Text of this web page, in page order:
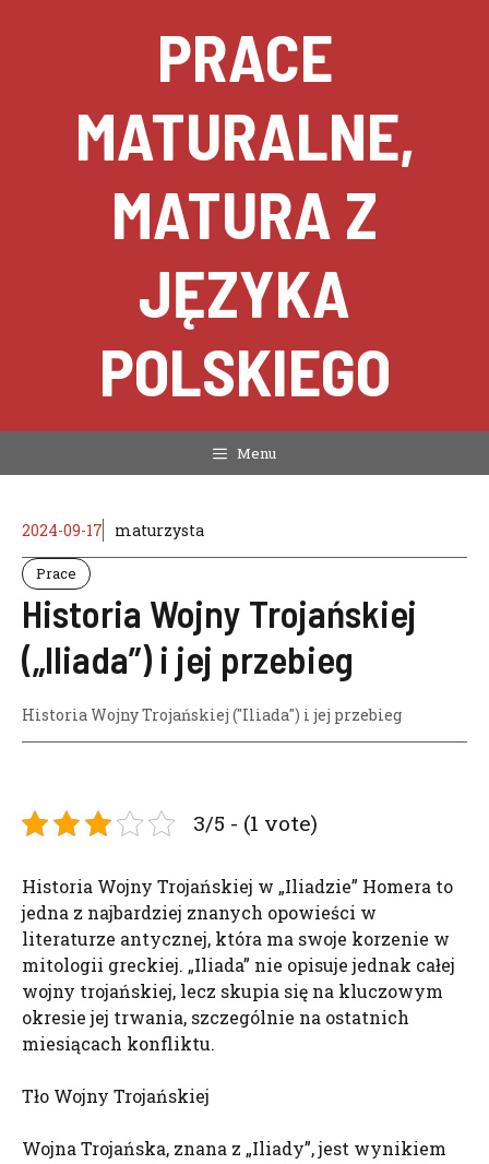
PRACE
MATURALNE,
MATURA Z
JĘZYKA
POLSKIEGO
Menu
2024-09-17 maturzysta
Prace
Historia Wojny Trojańskiej
(„Iliada”) i jej przebieg
Historia Wojny Trojańskiej ("Iliada") i jej przebieg
3/5 - (1 vote)
Historia Wojny Trojańskiej w „Iliadzie” Homera to
jedna z najbardziej znanych opowieści w
literaturze antycznej, która ma swoje korzenie w
mitologii greckiej. „Iliada” nie opisuje jednak całej
wojny trojańskiej, lecz skupia się na kluczowym
okresie jej trwania, szczególnie na ostatnich
miesiącach konfliktu.
Tło Wojny Trojańskiej
Wojna Trojańska, znana z „Iliady”, jest wynikiem